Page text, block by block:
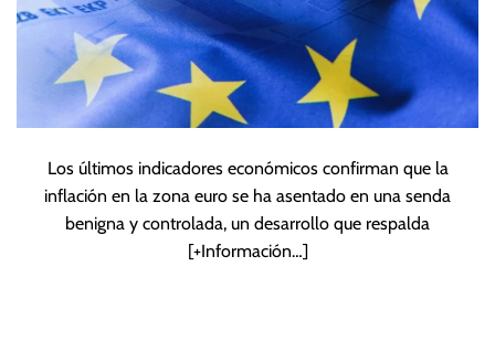
Los últimos indicadores económicos confirman que la
inflación en la zona euro se ha asentado en una senda
benigna y controlada, un desarrollo que respalda
[+Información…]